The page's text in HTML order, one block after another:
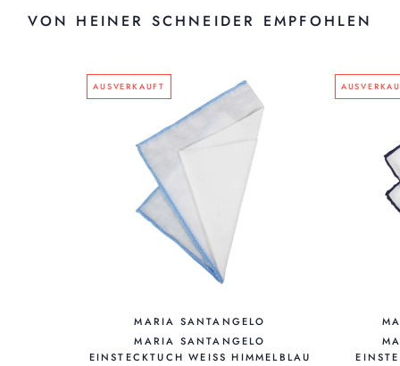
VON HEINER SCHNEIDER EMPFOHLEN
AUSVERKAUFT
MARIA SANTANGELO
MARIA SANTANGELO
EINSTECKTUCH WEISS HIMMELBLAU